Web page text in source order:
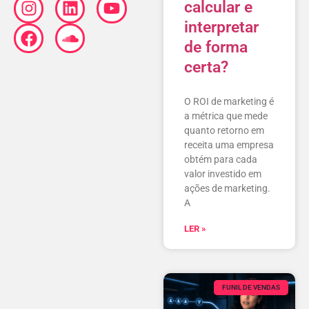
calcular e
interpretar
de forma
certa?
O ROI de marketing é
a métrica que mede
quanto retorno em
receita uma empresa
obtém para cada
valor investido em
ações de marketing.
A
LER »
FUNIL DE VENDAS